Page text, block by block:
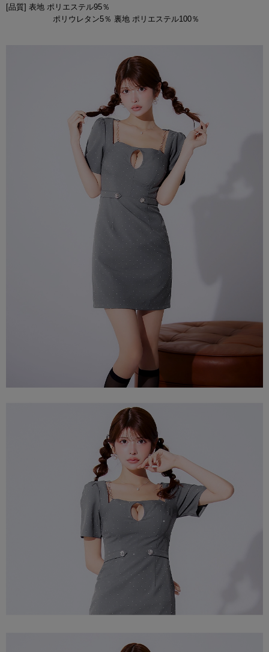
[品質] 表地 ポリエステル95％
ポリウレタン5％ 裏地 ポリエステル100％